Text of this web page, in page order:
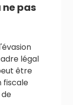
pas
légal
être
fiscale